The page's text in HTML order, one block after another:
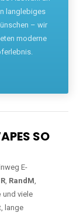
langlebiges
– wir
moderne
SO
E-
, RandM,
und viele
lange